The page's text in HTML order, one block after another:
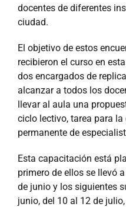
docentes de diferentes
ciudad.
El objetivo de estos
recibieron el curso en
dos encargados de
alcanzar a todos los
llevar al aula una
ciclo lectivo, tarea para
permanente de
Esta capacitación está
primero de ellos se llevó
de junio y los siguientes
junio, del 10 al 12 de